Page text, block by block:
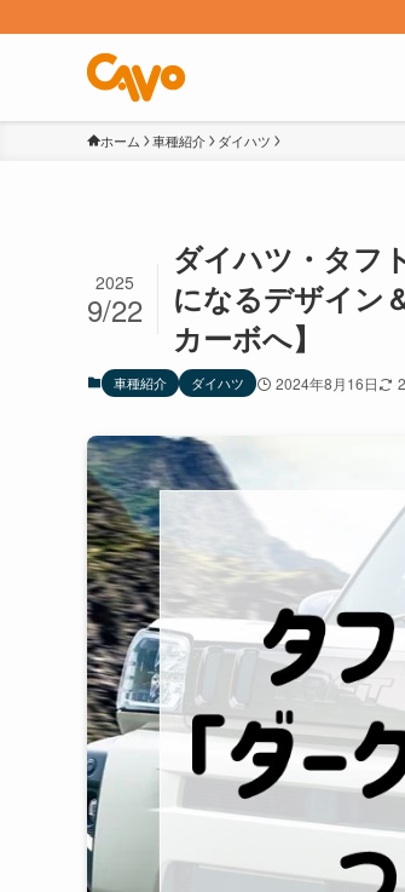
ホーム 車種紹介 ダイハツ
ダイハツ・タフ
になるデザイン
カーボへ】
2025
9/22
車種紹介 ダイハツ 2024年8月16日